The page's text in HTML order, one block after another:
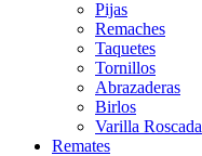
Pijas
Remaches
Taquetes
Tornillos
Abrazaderas
Birlos
Varilla Roscada
Remates